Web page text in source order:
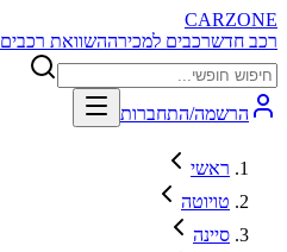
CARZONE
רכב חדשרכבים למכירההשוואת רכבים
הרשמה/התחברות
ראשי
טויוטה
סיינה